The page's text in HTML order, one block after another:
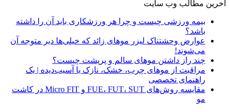
آخرین مطالب وب سایت
بیمه ورزشی چیست و چرا هر ورزشکاری باید آن را داشته
باشد؟
عوارض وحشتناک لیزر موهای زائد که خیلی‌ها دیر متوجه آن
می‌شوند!
چند راز داشتن موهای سالم و پرپشت چیست؟
مراقبت از موهای چرب، خشک، نازک یا آسیب‌دیده | یک
راهنمای تخصصی
مقایسه روش‌های FUE، FUT، SUT و Micro FIT در کاشت
مو